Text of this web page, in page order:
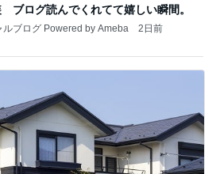
ブログ読んでくれてて嬉しい瞬間。
ルブログ Powered by Ameba 2日前